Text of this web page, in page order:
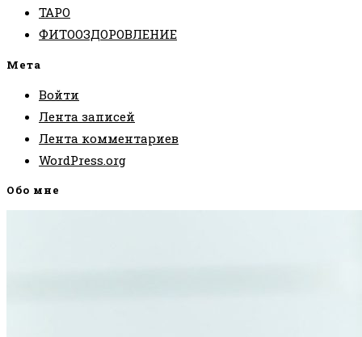
ТАРО
ФИТООЗДОРОВЛЕНИЕ
Мета
Войти
Лента записей
Лента комментариев
WordPress.org
Обо мне